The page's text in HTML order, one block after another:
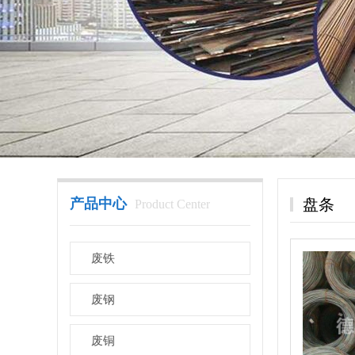
产品中心 Product Center
废铁
废钢
废铜
盘条